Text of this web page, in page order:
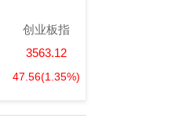
创业板指
3563.12
47.56(1.35%)